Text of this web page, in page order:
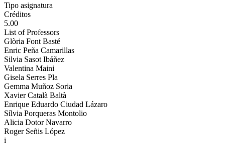
Tipo asignatura
Créditos
5.00
List of Professors
Glòria Font Basté
Enric Peña Camarillas
Silvia Sasot Ibáñez
Valentina Maini
Gisela Serres Pla
Gemma Muñoz Soria
Xavier Català Baltà
Enrique Eduardo Ciudad Lázaro
Sílvia Porqueras Montolio
Alicia Dotor Navarro
Roger Señis López
i